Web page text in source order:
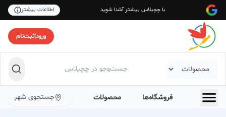
با چچیلاس بیشتر آشنا شوید اطلاعات بیشتر
ورود|ثبت‌نام
فروشگاه‌ها محصولات جستجوی شهر